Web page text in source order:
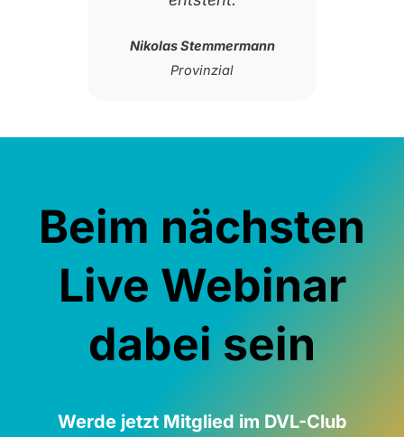
Nikolas Stemmermann
Provinzial
Beim nächsten
Live Webinar
dabei sein
Werde jetzt Mitglied im DVL-Club